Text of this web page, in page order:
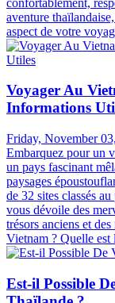
aventure
aspect de votre
Voyager Au
Informations
Friday, November
Embarquez pour un
un pays fascinant
paysages
de 32 sites classés
vous dévoile des
trésors anciens et
Vietnam ? Quelle
Est-il Possible